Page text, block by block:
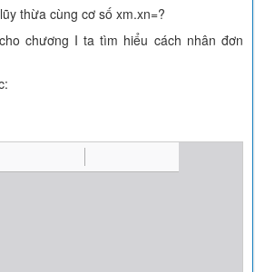
thừa cùng cơ số xm.xn=?
chương I ta tìm hiểu cách nhân đơn